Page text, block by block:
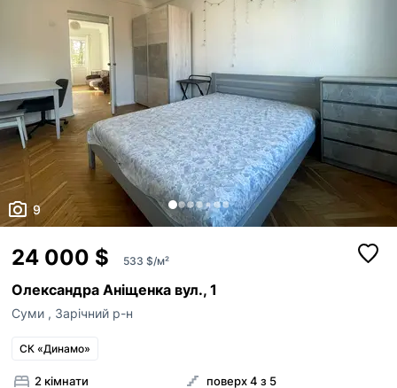
9
24 000 $ 533 $/м²
Олександра Аніщенка вул., 1
Суми , Зарічний р-н
СК «Динамо»
2 кімнати
поверх 4 з 5